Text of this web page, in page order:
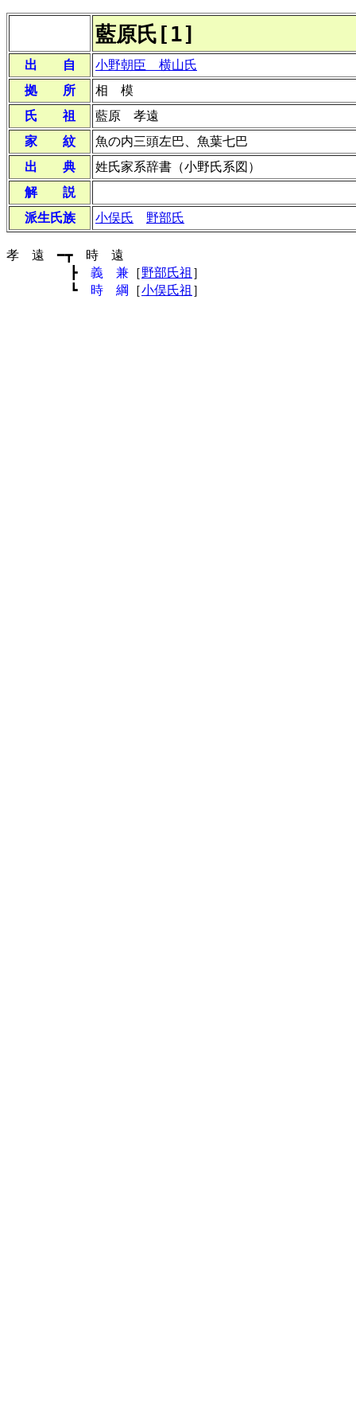
藍原氏[1]
出 自
小野朝臣 横山氏
拠 所
相 模
氏 祖
藍原 孝遠
家 紋
魚の内三頭左巴、魚葉七巴
出 典
姓氏家系辞書（小野氏系図）
解 説
派生氏族
小俣氏 野部氏
孝 遠 ━┳ 時 遠
┣ 義 兼 ［野部氏祖 ］
┗ 時 綱 ［小俣氏祖 ］